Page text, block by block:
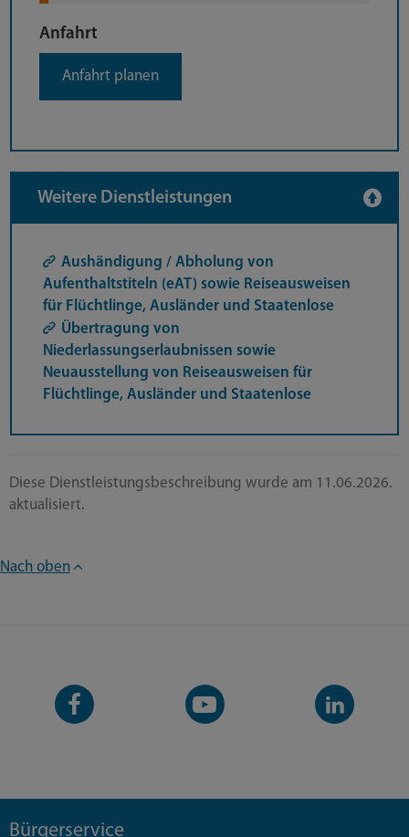
Anfahrt
Anfahrt planen
Weitere Dienstleistungen
Aushändigung / Abholung von
Aufenthaltstiteln (eAT) sowie Reiseausweisen
für Flüchtlinge, Ausländer und Staatenlose
Übertragung von
Niederlassungserlaubnissen sowie
Neuausstellung von Reiseausweisen für
Flüchtlinge, Ausländer und Staatenlose
Diese Dienstleistungsbeschreibung wurde am 11.06.2026.
aktualisiert.
Nach oben
Facebook-
Seite
YouTube-
Kanal
LinkedIn-
Kanal
Bürgerservice